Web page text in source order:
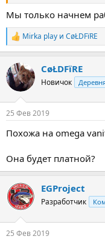
Мы только начнем
Р
е
к
ц
и
Mirka play и CøŁDFïRE
CøŁDFïRE
Новичок
25 Фев 2019
Похожа на omega
Она будет платной?
EGProject
Разработчик
25 Фев 2019